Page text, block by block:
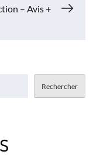
– Avis +
Rechercher